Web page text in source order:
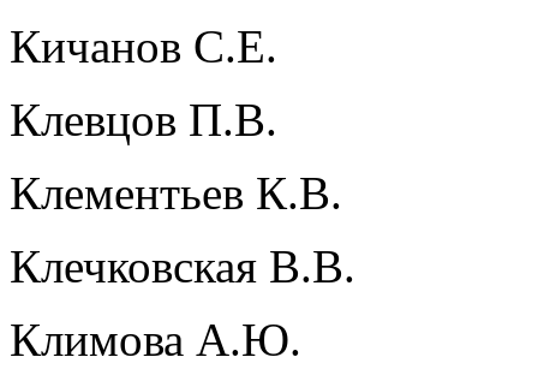
Кичанов С.Е.
Клевцов П.В.
Клементьев К.В.
Клечковская В.В.
Климова А.Ю.